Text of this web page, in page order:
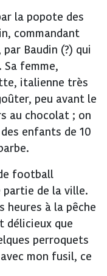
la popote des
commandant
Baudin (?) qui
femme,
italienne très
peu avant le
au chocolat ; on
enfants de 10
football
partie de la ville.
heures à la pêche
délicieux que
perroquets
mon fusil, ce